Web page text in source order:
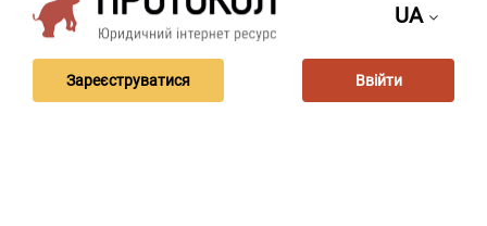
UA
Зареєструватися Ввійти